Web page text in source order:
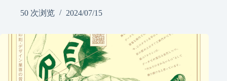
50 次浏览 2024/07/15